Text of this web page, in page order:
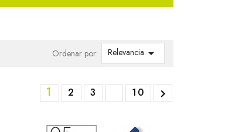
Ordenar por: Relevancia 
1 2 3 10 